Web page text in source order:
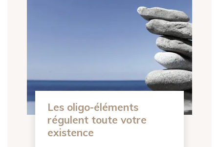
Les oligo-éléments
régulent toute votre
existence